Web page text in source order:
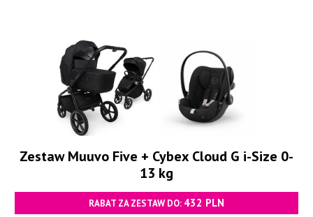
Zestaw Muuvo Five + Cybex Cloud G i-Size 0-
13 kg
RABAT ZA ZESTAW DO: 432 PLN